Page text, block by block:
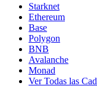
Starknet
Ethereum
Base
Polygon
BNB
Avalanche
Monad
Ver Todas las